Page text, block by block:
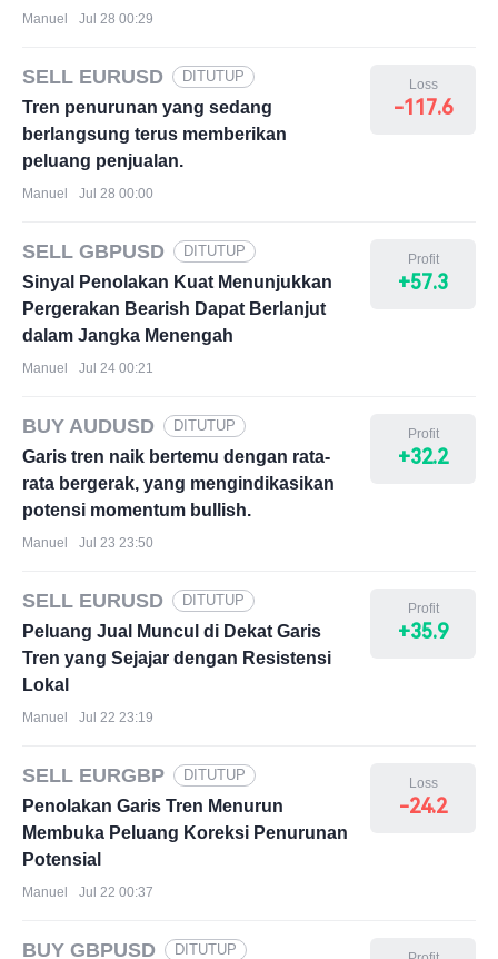
Manuel Jul 28 00:29
SELL EURUSD DITUTUP
Tren penurunan yang sedang
berlangsung terus memberikan
peluang penjualan.
Loss
-117.6
Manuel Jul 28 00:00
SELL GBPUSD DITUTUP
Sinyal Penolakan Kuat Menunjukkan
Pergerakan Bearish Dapat Berlanjut
dalam Jangka Menengah
Profit
+57.3
Manuel Jul 24 00:21
BUY AUDUSD DITUTUP
Garis tren naik bertemu dengan rata-
rata bergerak, yang mengindikasikan
potensi momentum bullish.
Profit
+32.2
Manuel Jul 23 23:50
SELL EURUSD DITUTUP
Peluang Jual Muncul di Dekat Garis
Tren yang Sejajar dengan Resistensi
Lokal
Profit
+35.9
Manuel Jul 22 23:19
SELL EURGBP DITUTUP
Penolakan Garis Tren Menurun
Membuka Peluang Koreksi Penurunan
Potensial
Loss
-24.2
Manuel Jul 22 00:37
BUY GBPUSD DITUTUP